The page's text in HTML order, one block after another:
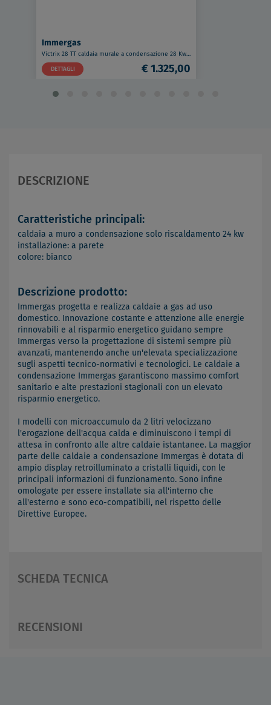
Immergas
Victrix 28 TT caldaia murale a condensazione 28 Kw a metano codice prod: 3.025511
DETTAGLI
€ 1.325,00
DESCRIZIONE
Caratteristiche principali:
caldaia a muro a condensazione solo riscaldamento 24 kw
installazione: a parete
colore: bianco
Descrizione prodotto:
Immergas progetta e realizza caldaie a gas ad uso
domestico. Innovazione costante e attenzione alle energie
rinnovabili e al risparmio energetico guidano sempre
Immergas verso la progettazione di sistemi sempre più
avanzati, mantenendo anche un'elevata specializzazione
sugli aspetti tecnico-normativi e tecnologici. Le caldaie a
condensazione Immergas garantiscono massimo comfort
sanitario e alte prestazioni stagionali con un elevato
risparmio energetico.
I modelli con microaccumulo da 2 litri velocizzano
l'erogazione dell'acqua calda e diminuiscono i tempi di
attesa in confronto alle altre caldaie istantanee. La maggior
parte delle caldaie a condensazione Immergas è dotata di
ampio display retroilluminato a cristalli liquidi, con le
principali informazioni di funzionamento. Sono infine
omologate per essere installate sia all'interno che
all'esterno e sono eco-compatibili, nel rispetto delle
Direttive Europee.
SCHEDA TECNICA
RECENSIONI